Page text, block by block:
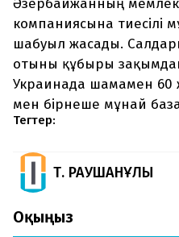
Әзербайжанның
компаниясына тиесілі
шабуыл жасады.
отыны құбыры
Украинада шамамен 60
мен бірнеше мұнай
Тегтер:
Т. РАУШАНҰЛЫ
Оқыңыз